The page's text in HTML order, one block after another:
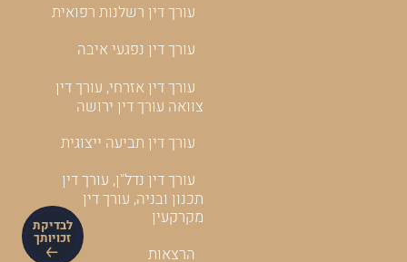
לבדיקת
זכויותך
עורך דין רשלנות רפואית
עורך דין נפגעי איבה
עורך דין אזרחי, עורך דין
צוואה עורך דין ירושה
עורך דין תביעה ייצוגית
עורך דין נדל"ן, עורך דין
תכנון ובניה, עורך דין
מקרקעין
הרצאות